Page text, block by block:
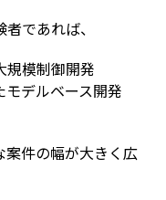
であれば、
規模制御開発
デルベース開発
案件の幅が大きく広